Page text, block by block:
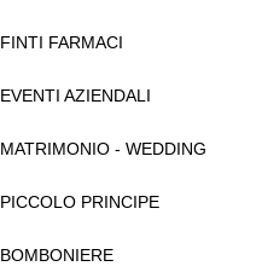
FINTI FARMACI
EVENTI AZIENDALI
MATRIMONIO - WEDDING
PICCOLO PRINCIPE
BOMBONIERE